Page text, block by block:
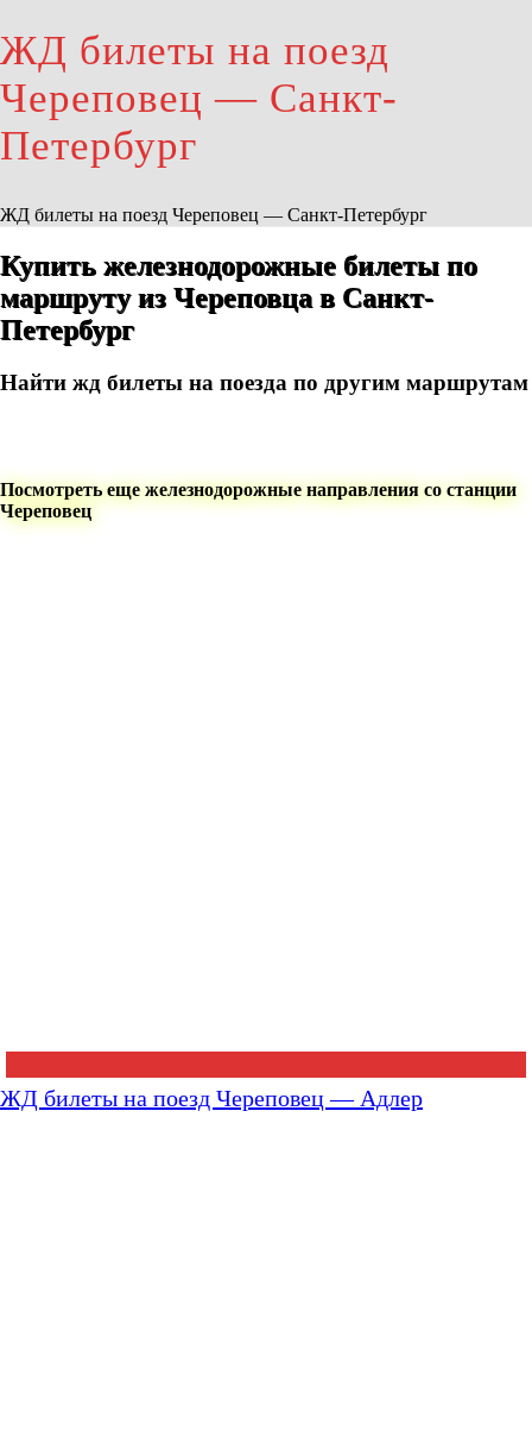
ЖД билеты на поезд
Череповец — Санкт-
Петербург
ЖД билеты на поезд Череповец — Санкт-Петербург
Купить железнодорожные билеты по
маршруту из Череповца в Санкт-
Петербург
Найти жд билеты на поезда по другим маршрутам
Посмотреть еще железнодорожные направления со станции
Череповец
ЖД билеты на поезд Череповец — Адлер